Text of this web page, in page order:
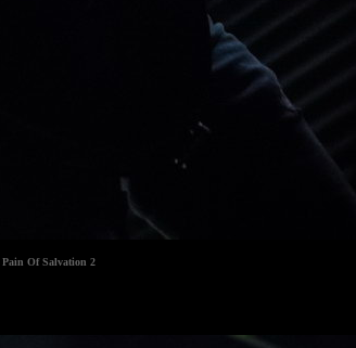
Pain Of Salvation 2